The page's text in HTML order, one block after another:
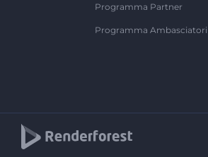
Programma Partner
Programma Ambasciatori